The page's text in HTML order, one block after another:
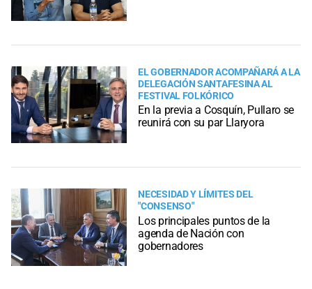
EL GOBERNADOR ACOMPAÑARÁ A LA
DELEGACIÓN SANTAFESINA AL
FESTIVAL FOLKÓRICO
En la previa a Cosquín, Pullaro se
reunirá con su par Llaryora
NECESIDAD Y LÍMITES DEL
"CONSENSO"
Los principales puntos de la
agenda de Nación con
gobernadores